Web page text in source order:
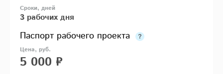
3 рабочих дня
Паспорт рабочего проекта
5 000 ₽